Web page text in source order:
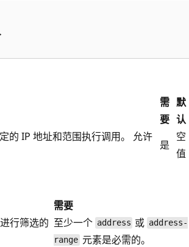
需
要
默
认
的 IP 地址和范围执行调用。 允许
是
空
值
需要
行筛选的 至少一个 address 或 address-
range 元素是必需的。